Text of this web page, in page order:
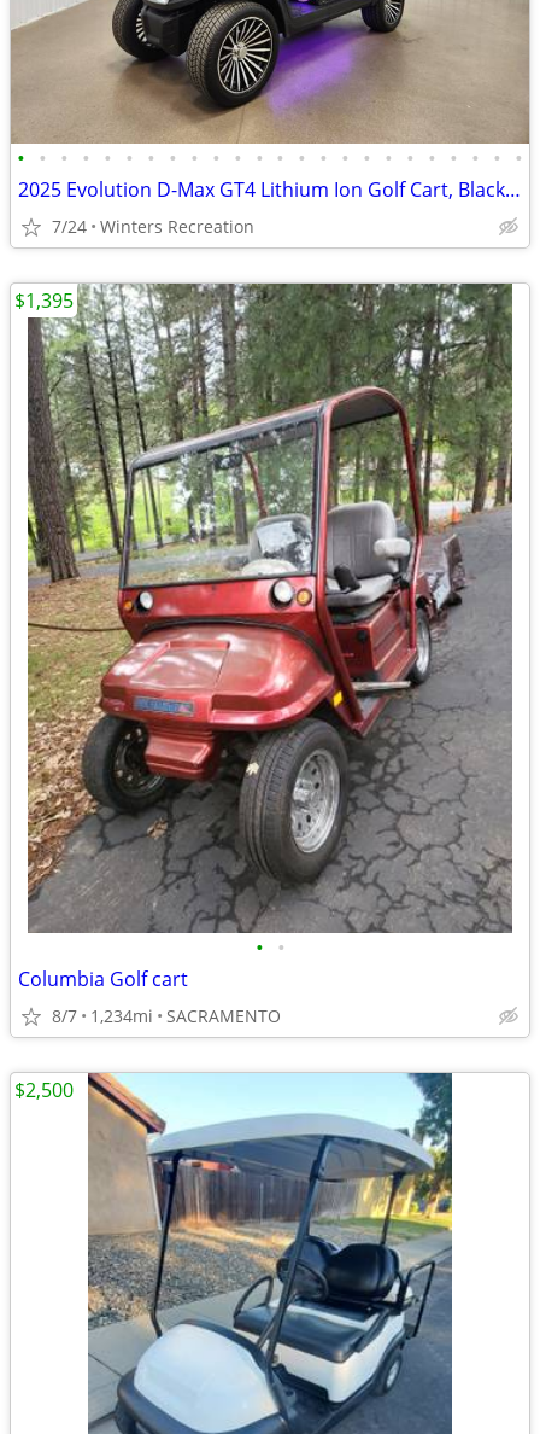
• • • • • • • • • • • • • • • • • • • • • • • •
2025 Evolution D-Max GT4 Lithium Ion Golf Cart, Black Sapphire
7/24 Winters Recreation
• •
Columbia Golf cart
8/7 1,234mi SACRAMENTO
$1,395
$2,500